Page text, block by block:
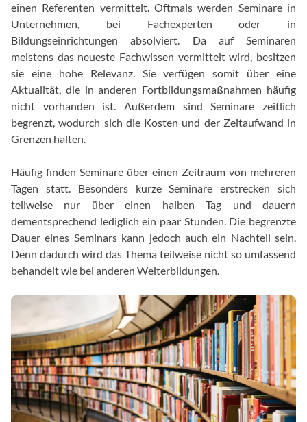
einen Referenten vermittelt. Oftmals werden Seminare in
Unternehmen, bei Fachexperten oder in
Bildungseinrichtungen absolviert. Da auf Seminaren
meistens das neueste Fachwissen vermittelt wird, besitzen
sie eine hohe Relevanz. Sie verfügen somit über eine
Aktualität, die in anderen Fortbildungsmaßnahmen häufig
nicht vorhanden ist. Außerdem sind Seminare zeitlich
begrenzt, wodurch sich die Kosten und der Zeitaufwand in
Grenzen halten.
Häufig finden Seminare über einen Zeitraum von mehreren
Tagen statt. Besonders kurze Seminare erstrecken sich
teilweise nur über einen halben Tag und dauern
dementsprechend lediglich ein paar Stunden. Die begrenzte
Dauer eines Seminars kann jedoch auch ein Nachteil sein.
Denn dadurch wird das Thema teilweise nicht so umfassend
behandelt wie bei anderen Weiterbildungen.